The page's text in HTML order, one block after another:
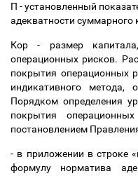
П - установленный
адекватности суммарного
Кор - размер
операционных рисков.
покрытия операционных
индикативного метода,
Порядком определения
покрытия
постановлением
- в приложении в строке
формулу норматива